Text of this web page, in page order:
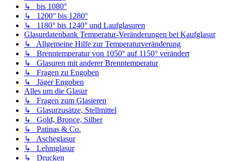
↳ bis 1080°
↳ 1200° bis 1280°
↳ 1180° bis 1240° und Laufglasuren
Glasurdatenbank Temperatur-Veränderungen bei Kaufglasur
↳ Allgemeine Hilfe zur Temperaturveränderung
↳ Brenntemperatur von 1050° auf 1150° verändert
↳ Glasuren mit anderer Brenntemperatur
↳ Fragen zu Engoben
↳ Jäger Engoben
Alles um die Glasur
↳ Fragen zum Glasieren
↳ Glasurzusätze, Stellmittel
↳ Gold, Bronce, Silber
↳ Patinas & Co.
↳ Ascheglasur
↳ Lehmglasur
↳ Drucken